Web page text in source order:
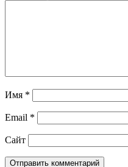
Имя *
Email *
Сайт